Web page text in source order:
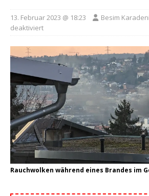
13. Februar 2023 @ 18:23 Besim
deaktiviert
Rauchwolken während eines Brandes im